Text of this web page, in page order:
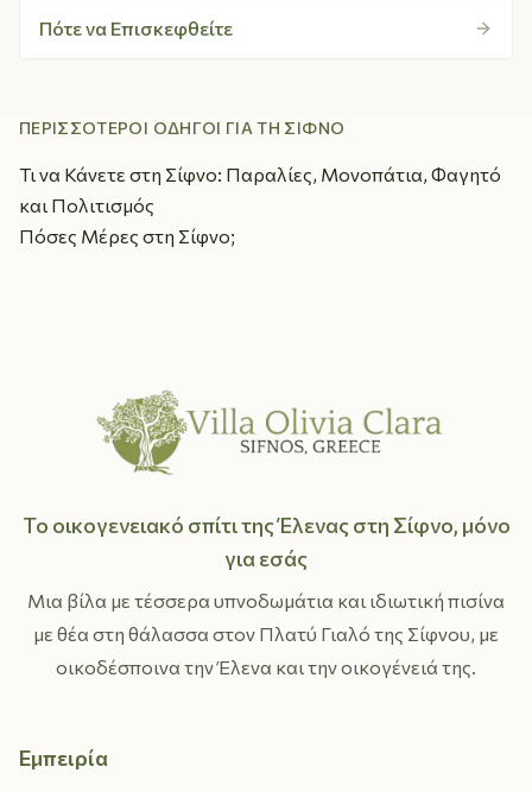
Πότε να Επισκεφθείτε
ΠΕΡΙΣΣΌΤΕΡΟΙ ΟΔΗΓΟΊ ΓΙΑ ΤΗ ΣΊΦΝΟ
Τι να Κάνετε στη Σίφνο: Παραλίες, Μονοπάτια, Φαγητό
και Πολιτισμός
Πόσες Μέρες στη Σίφνο;
Το οικογενειακό σπίτι της Έλενας στη Σίφνο, μόνο
για εσάς
Μια βίλα με τέσσερα υπνοδωμάτια και ιδιωτική πισίνα
με θέα στη θάλασσα στον Πλατύ Γιαλό της Σίφνου, με
οικοδέσποινα την Έλενα και την οικογένειά της.
Εμπειρία